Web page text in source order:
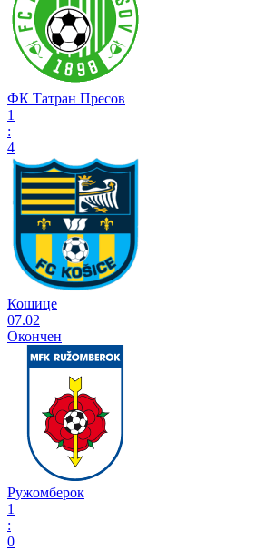
ФК Татран Пресов
1
:
4
Кошице
07.02
Окончен
Ружомберок
1
:
0